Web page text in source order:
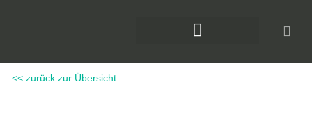
<< zurück zur Übersicht